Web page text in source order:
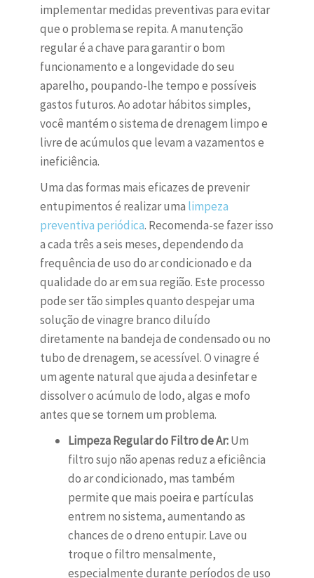
implementar medidas preventivas para evitar
que o problema se repita. A manutenção
regular é a chave para garantir o bom
funcionamento e a longevidade do seu
aparelho, poupando-lhe tempo e possíveis
gastos futuros. Ao adotar hábitos simples,
você mantém o sistema de drenagem limpo e
livre de acúmulos que levam a vazamentos e
ineficiência.
Uma das formas mais eficazes de prevenir
entupimentos é realizar uma limpeza
preventiva periódica. Recomenda-se fazer isso
a cada três a seis meses, dependendo da
frequência de uso do ar condicionado e da
qualidade do ar em sua região. Este processo
pode ser tão simples quanto despejar uma
solução de vinagre branco diluído
diretamente na bandeja de condensado ou no
tubo de drenagem, se acessível. O vinagre é
um agente natural que ajuda a desinfetar e
dissolver o acúmulo de lodo, algas e mofo
antes que se tornem um problema.
Limpeza Regular do Filtro de Ar:Um
filtro sujo não apenas reduz a eficiência
do ar condicionado, mas também
permite que mais poeira e partículas
entrem no sistema, aumentando as
chances de o dreno entupir. Lave ou
troque o filtro mensalmente,
especialmente durante períodos de uso